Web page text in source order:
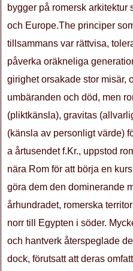
bygger på romersk
och Europe.The principer
tillsammans var rättvisa,
påverka oräkneliga
girighet orsakade stor misär,
umbäranden och död, men
(pliktkänsla), gravitas
(känsla av personligt värde)
a årtusendet f.Kr., uppstod
nära Rom för att börja en
göra dem den dominerande
århundradet, romerska
norr till Egypten i söder.
och hantverk återspeglade
dock, förutsatt att deras